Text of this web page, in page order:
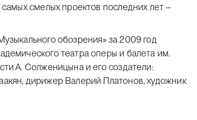
смелых проектов последних лет –
обозрения» за 2009 год
театра оперы и балета им.
А. Солженицына и его создатели:
дирижер Валерий Платонов, художник